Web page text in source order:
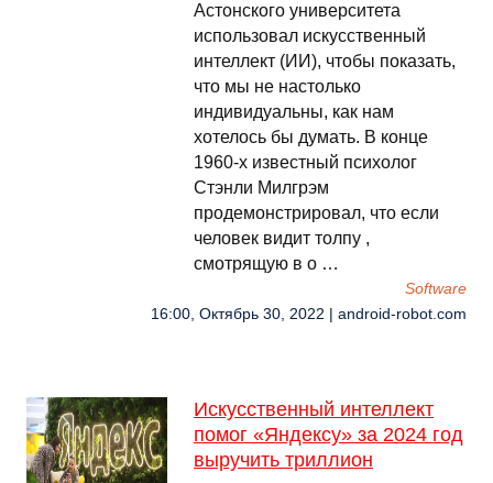
Астонского университета
использовал искусственный
интеллект (ИИ), чтобы показать,
что мы не настолько
индивидуальны, как нам
хотелось бы думать. В конце
1960-х известный психолог
Стэнли Милгрэм
продемонстрировал, что если
человек видит толпу ,
смотрящую в о …
Software
16:00, Октябрь 30, 2022 | android-robot.com
Искусственный интеллект
помог «Яндексу» за 2024 год
выручить триллион